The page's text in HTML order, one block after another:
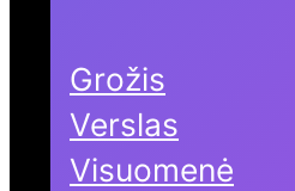
Grožis
Verslas
Visuomenė